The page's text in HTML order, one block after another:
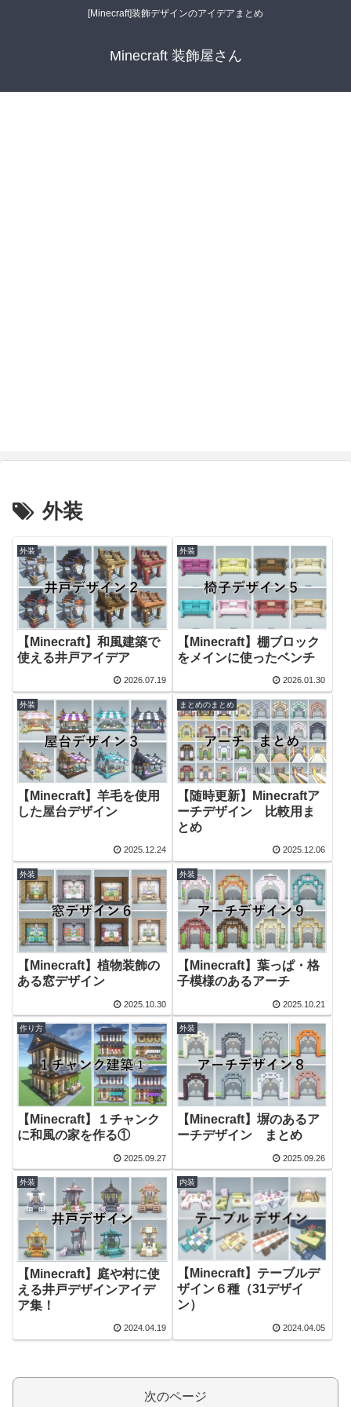
[Minecraft]装飾デザインのアイデアまとめ
Minecraft 装飾屋さん
外装
外装
【Minecraft】和風建築で
使える井戸アイデア
2026.07.19
外装
【Minecraft】棚ブロック
をメインに使ったベンチ
2026.01.30
外装
【Minecraft】羊毛を使用
した屋台デザイン
2025.12.24
まとめのまとめ
【随時更新】Minecraftア
ーチデザイン 比較用ま
とめ
2025.12.06
外装
【Minecraft】植物装飾の
ある窓デザイン
2025.10.30
外装
【Minecraft】葉っぱ・格
子模様のあるアーチ
2025.10.21
作り方
【Minecraft】１チャンク
に和風の家を作る①
2025.09.27
外装
【Minecraft】塀のあるア
ーチデザイン まとめ
2025.09.26
外装
【Minecraft】庭や村に使
える井戸デザインアイデ
ア集！
2024.04.19
内装
【Minecraft】テーブルデ
ザイン６種（31デザイ
ン）
2024.04.05
次のページ